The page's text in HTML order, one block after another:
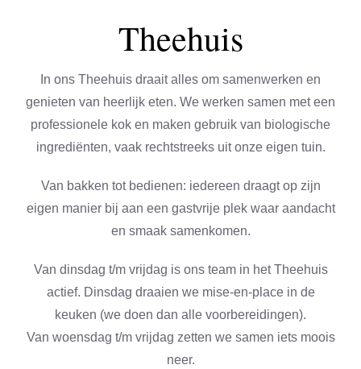
Theehuis
In ons Theehuis draait alles om samenwerken en
genieten van heerlijk eten. We werken samen met een
professionele kok en maken gebruik van biologische
ingrediënten, vaak rechtstreeks uit onze eigen tuin.
Van bakken tot bedienen: iedereen draagt op zijn
eigen manier bij aan een gastvrije plek waar aandacht
en smaak samenkomen.
Van dinsdag t/m vrijdag is ons team in het Theehuis
actief. Dinsdag draaien we mise-en-place in de
keuken (we doen dan alle voorbereidingen).
Van woensdag t/m vrijdag zetten we samen iets moois
neer.